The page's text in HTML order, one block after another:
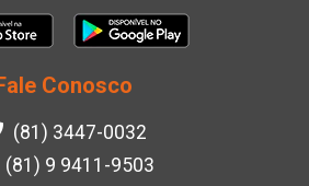
Conosco
(81) 3447-0032
(81) 9 9411-9503